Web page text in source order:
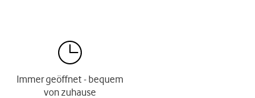
Immer geöffnet - bequem
von zuhause